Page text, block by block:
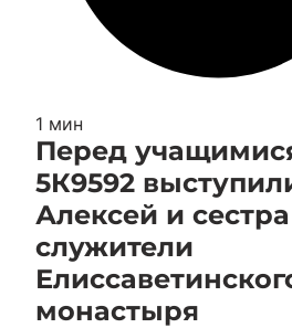
1 мин
Перед
5К9592
Алексей и
служители
монастыря